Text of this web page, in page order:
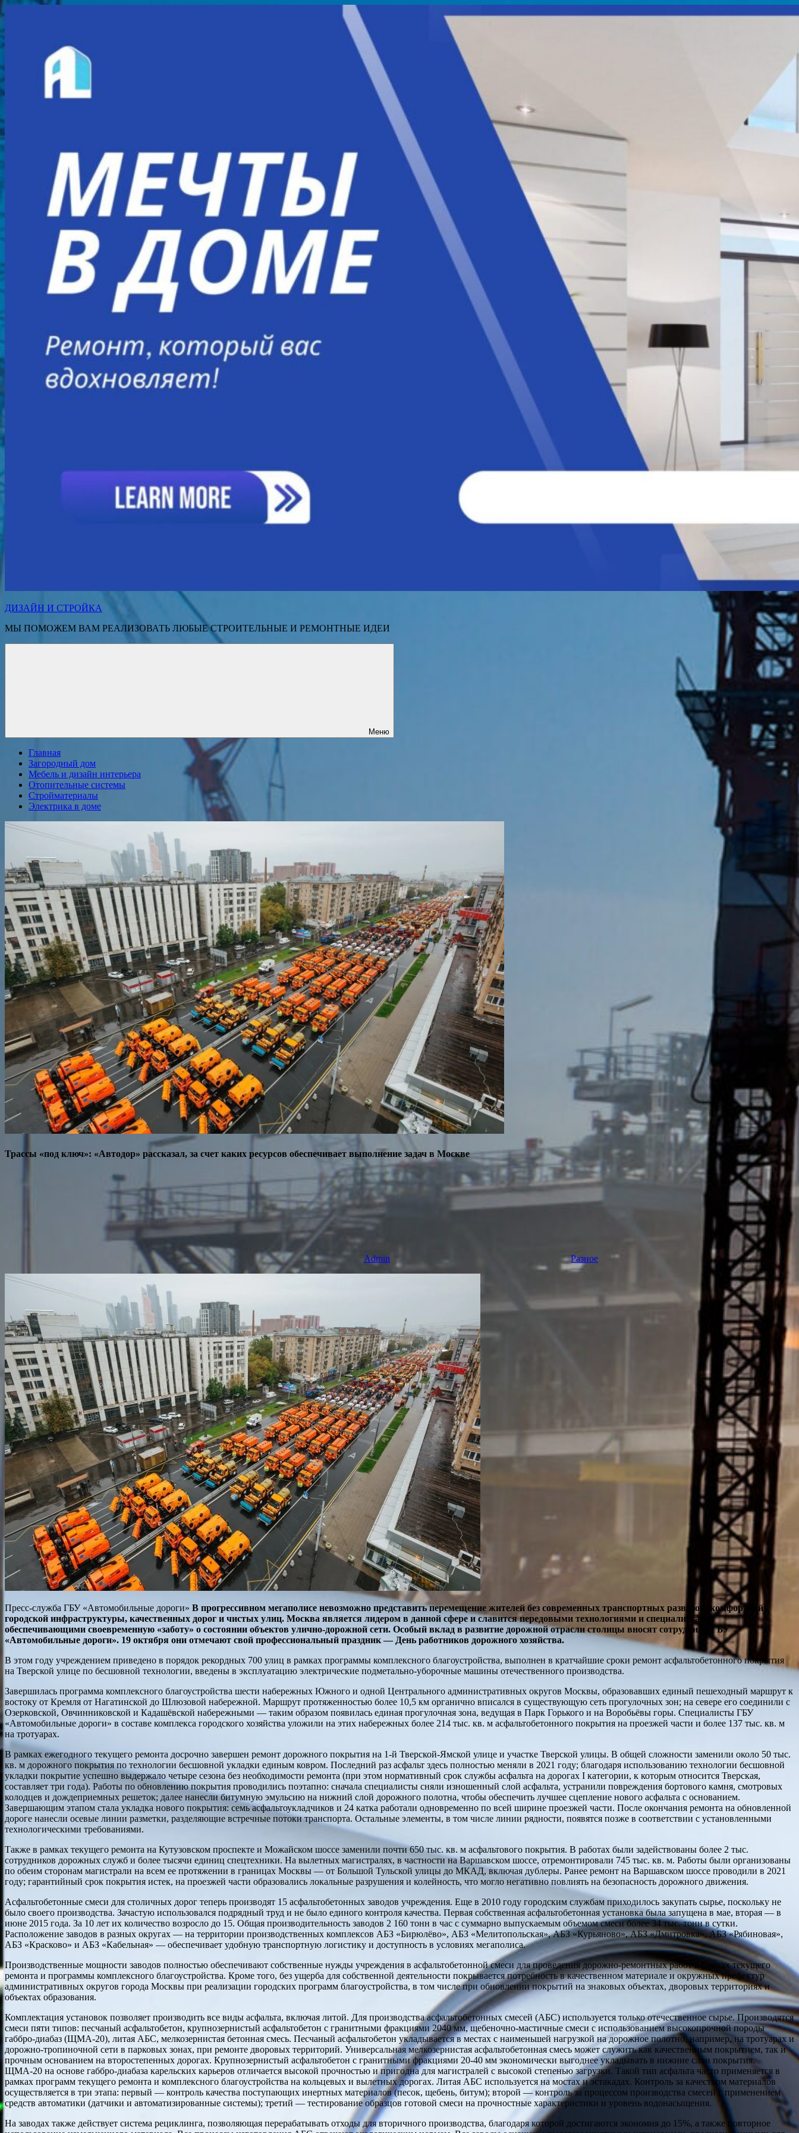
к
содержимому
ДИЗАЙН И СТРОЙКА
МЫ ПОМОЖЕМ ВАМ РЕАЛИЗОВАТЬ ЛЮБЫЕ СТРОИТЕЛЬНЫЕ И РЕМОНТНЫЕ ИДЕИ
Меню
Главная
Загородный дом
Мебель и дизайн интерьера
Отопительные системы
Стройматериалы
Электрика в доме
Трассы «под ключ»: «Автодор» рассказал, за счет каких ресурсов обеспечивает выполнение задач в Москве
Admin Разное
Пресс-служба ГБУ «Автомобильные дороги» В прогрессивном мегаполисе невозможно представить перемещение жителей без современных транспортных развязок, комфортной
городской инфраструктуры, качественных дорог и чистых улиц. Москва является лидером в данной сфере и славится передовыми технологиями и специалистами,
обеспечивающими своевременную «заботу» о состоянии объектов улично-дорожной сети. Особый вклад в развитие дорожной отрасли столицы вносят сотрудники ГБУ
«Автомобильные дороги». 19 октября они отмечают свой профессиональный праздник — День работников дорожного хозяйства.
В этом году учреждением приведено в порядок рекордных 700 улиц в рамках программы комплексного благоустройства, выполнен в кратчайшие сроки ремонт асфальтобетонного покрытия
на Тверской улице по бесшовной технологии, введены в эксплуатацию электрические подметально-уборочные машины отечественного производства.
Завершилась программа комплексного благоустройства шести набережных Южного и одной Центрального административных округов Москвы, образовавших единый пешеходный маршрут к
востоку от Кремля от Нагатинской до Шлюзовой набережной. Маршрут протяженностью более 10,5 км органично вписался в существующую сеть прогулочных зон; на севере его соединили с
Озерковской, Овчинниковской и Кадашёвской набережными — таким образом появилась единая прогулочная зона, ведущая в Парк Горького и на Воробьёвы горы. Специалисты ГБУ
«Автомобильные дороги» в составе комплекса городского хозяйства уложили на этих набережных более 214 тыс. кв. м асфальтобетонного покрытия на проезжей части и более 137 тыс. кв. м
на тротуарах.
В рамках ежегодного текущего ремонта досрочно завершен ремонт дорожного покрытия на 1-й Тверской-Ямской улице и участке Тверской улицы. В общей сложности заменили около 50 тыс.
кв. м дорожного покрытия по технологии бесшовной укладки единым ковром. Последний раз асфальт здесь полностью меняли в 2021 году; благодаря использованию технологии бесшовной
укладки покрытие успешно выдержало четыре сезона без необходимости ремонта (при этом нормативный срок службы асфальта на дорогах I категории, к которым относится Тверская,
составляет три года). Работы по обновлению покрытия проводились поэтапно: сначала специалисты сняли изношенный слой асфальта, устранили повреждения бортового камня, смотровых
колодцев и дождеприемных решеток; далее нанесли битумную эмульсию на нижний слой дорожного полотна, чтобы обеспечить лучшее сцепление нового асфальта с основанием.
Завершающим этапом стала укладка нового покрытия: семь асфальтоукладчиков и 24 катка работали одновременно по всей ширине проезжей части. После окончания ремонта на обновленной
дороге нанесли осевые линии разметки, разделяющие встречные потоки транспорта. Остальные элементы, в том числе линии рядности, появятся позже в соответствии с установленными
технологическими требованиями.
Также в рамках текущего ремонта на Кутузовском проспекте и Можайском шоссе заменили почти 650 тыс. кв. м асфальтового покрытия. В работах были задействованы более 2 тыс.
сотрудников дорожных служб и более тысячи единиц спецтехники. На вылетных магистралях, в частности на Варшавском шоссе, отремонтировали 745 тыс. кв. м. Работы были организованы
по обеим сторонам магистрали на всем ее протяжении в границах Москвы — от Большой Тульской улицы до МКАД, включая дублеры. Ранее ремонт на Варшавском шоссе проводили в 2021
году; гарантийный срок покрытия истек, на проезжей части образовались локальные разрушения и колейность, что могло негативно повлиять на безопасность дорожного движения.
Асфальтобетонные смеси для столичных дорог теперь производят 15 асфальтобетонных заводов учреждения. Еще в 2010 году городским службам приходилось закупать сырье, поскольку не
было своего производства. Зачастую использовался подрядный труд и не было единого контроля качества. Первая собственная асфальтобетонная установка была запущена в мае, вторая — в
июне 2015 года. За 10 лет их количество возросло до 15. Общая производительность заводов 2 160 тонн в час с суммарно выпускаемым объемом смеси более 34 тыс. тонн в сутки.
Расположение заводов в разных округах — на территории производственных комплексов АБЗ «Бирюлёво», АБЗ «Мелитопольская», АБЗ «Курьяново», АБЗ «Дмитровка», АБЗ «Рябиновая»,
АБЗ «Красково» и АБЗ «Кабельная» — обеспечивает удобную транспортную логистику и доступность в условиях мегаполиса.
Производственные мощности заводов полностью обеспечивают собственные нужды учреждения в асфальтобетонной смеси для проведения дорожно-ремонтных работ в рамках текущего
ремонта и программы комплексного благоустройства. Кроме того, без ущерба для собственной деятельности покрывается потребность в качественном материале и окружных префектур
административных округов города Москвы при реализации городских программ благоустройства, в том числе при обновлении покрытий на знаковых объектах, дворовых территориях и
объектах образования.
Комплектация установок позволяет производить все виды асфальта, включая литой. Для производства асфальтобетонных смесей (АБС) используется только отечественное сырье. Производятся
смеси пяти типов: песчаный асфальтобетон, крупнозернистый асфальтобетон с гранитными фракциями 2040 мм, щебеночно-мастичные смеси с использованием высокопрочной породы
габбро-диабаз (ЩМА-20), литая АБС, мелкозернистая бетонная смесь. Песчаный асфальтобетон укладывается в местах с наименьшей нагрузкой на дорожное полотно, например, на тротуарах и
дорожно-тропиночной сети в парковых зонах, при ремонте дворовых территорий. Универсальная мелкозернистая асфальтобетонная смесь может служить как качественным покрытием, так и
прочным основанием на второстепенных дорогах. Крупнозернистый асфальтобетон с гранитными фракциями 20-40 мм экономически выгоднее укладывать в нижние слои покрытия.
ЩМА-20 на основе габбро-диабаза карельских карьеров отличается высокой прочностью и пригодна для магистралей с высокой степенью загрузки. Такой тип асфальта часто применяется в
рамках программ текущего ремонта и комплексного благоустройства на кольцевых и вылетных дорогах. Литая АБС используется на мостах и эстакадах. Контроль за качеством материалов
осуществляется в три этапа: первый — контроль качества поступающих инертных материалов (песок, щебень, битум); второй — контроль за процессом производства смесей с применением
средств автоматики (датчики и автоматизированные системы); третий — тестирование образцов готовой смеси на прочностные характеристики и уровень водонасыщения.
На заводах также действует система рециклинга, позволяющая перерабатывать отходы для вторичного производства, благодаря которой достигаются экономия до 15%, а также повторное